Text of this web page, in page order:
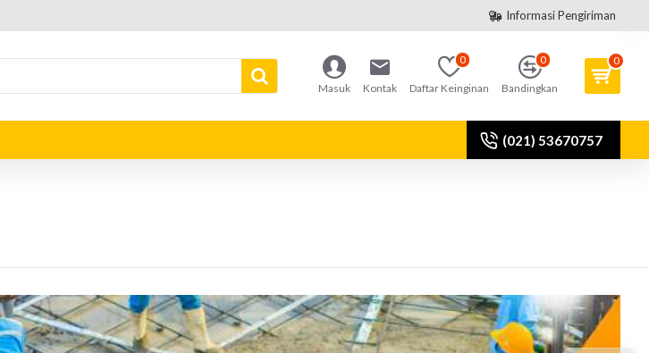
Informasi Pengiriman
Masuk Kontak Daftar Keinginan
0
Bandingkan
0 0
(021) 53670757